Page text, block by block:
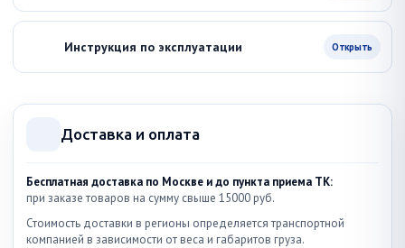
Инструкция по эксплуатации Открыть
Доставка и оплата
Бесплатная доставка по Москве и до пункта приема ТК:
при заказе товаров на сумму свыше 15000 руб.
Стоимость доставки в регионы определяется транспортной
компанией в зависимости от веса и габаритов груза.